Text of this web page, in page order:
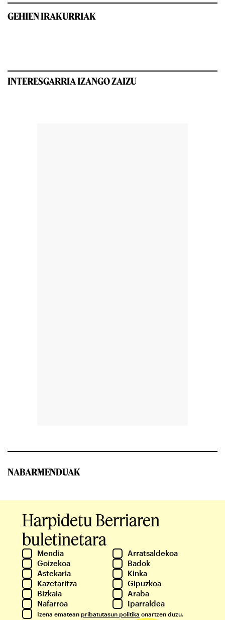
GEHIEN IRAKURRIAK
INTERESGARRIA IZANGO ZAIZU
NABARMENDUAK
Harpidetu Berriaren
buletinetara
Mendia
Arratsaldekoa
Goizekoa
Badok
Astekaria
Kinka
Kazetaritza
Gipuzkoa
Bizkaia
Araba
Nafarroa
Iparraldea
Izena ematean pribatutasun politika onartzen duzu.